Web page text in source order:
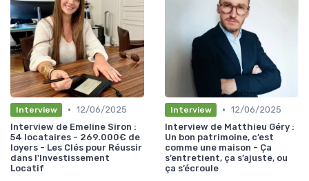
Interview • 12/06/2025
Interview de Emeline Siron :
54 locataires - 269.000€ de
loyers - Les Clés pour Réussir
dans l'Investissement
Locatif
Interview • 12/06/2025
Interview de Matthieu Géry :
Un bon patrimoine, c’est
comme une maison - Ça
s’entretient, ça s’ajuste, ou
ça s’écroule